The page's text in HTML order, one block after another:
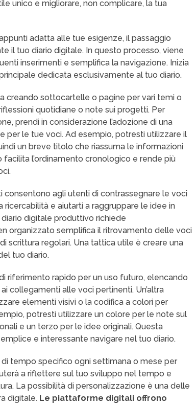
unico e migliorare, non complicare, la tua
adatta alle tue esigenze, il passaggio
il tuo diario digitale. In questo processo, viene
inserimenti e semplifica la navigazione. Inizia
dedicata esclusivamente al tuo diario.
creando sottocartelle o pagine per vari temi o
quotidiane o note sui progetti. Per
prendi in considerazione l’adozione di una
per le tue voci. Ad esempio, potresti utilizzare il
un breve titolo che riassuma le informazioni
l’ordinamento cronologico e rende più
consentono agli utenti di contrassegnare le voci
e aiutarti a raggruppare le idee in
digitale produttivo richiede
organizzato semplifica il ritrovamento delle voci
scrittura regolari. Una tattica utile è creare una
tuo diario.
riferimento rapido per un uso futuro, elencando
collegamenti alle voci pertinenti. Un’altra
elementi visivi o la codifica a colori per
potresti utilizzare un colore per le note sul
e un terzo per le idee originali. Questa
e interessante navigare nel tuo diario.
tempo specifico ogni settimana o mese per
a riflettere sul tuo sviluppo nel tempo e
La possibilità di personalizzazione è una delle
digitale. Le piattaforme digitali offrono